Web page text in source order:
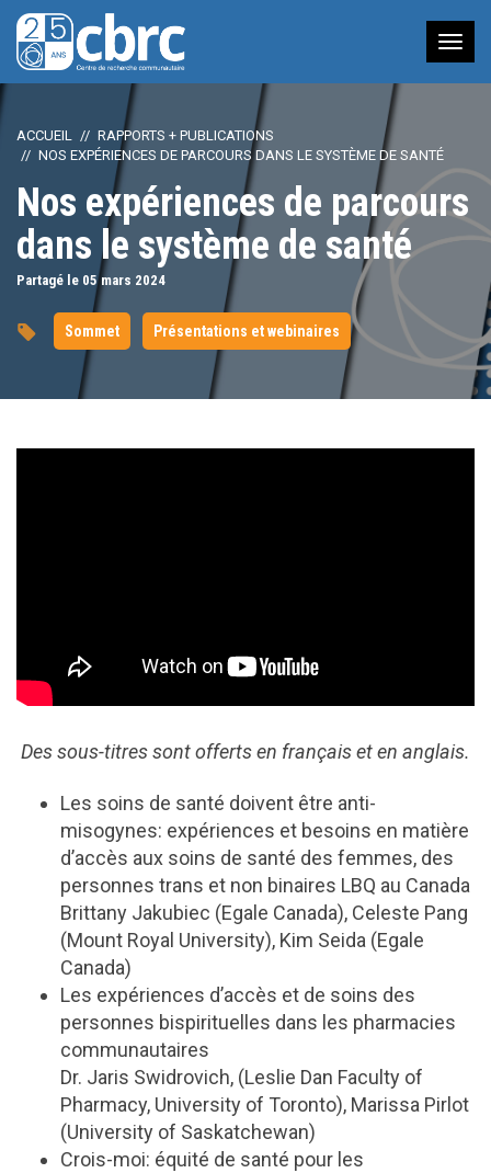
à
ACCUEIL
RAPPORTS + PUBLICATIONS
NOS EXPÉRIENCES DE PARCOURS DANS LE SYSTÈME DE SANTÉ
Nos expériences de parcours
dans le système de santé
Partagé le 05mars 2024
Sommet Présentations et webinaires
Des sous-titres sont offerts en français et en anglais.
Les soins de santé doivent être anti-
misogynes: expériences et besoins en matière
d’accès aux soins de santé des femmes, des
personnes trans et non binaires LBQ au Canada
Brittany Jakubiec (Egale Canada), Celeste Pang
(Mount Royal University), Kim Seida (Egale
Canada)
Les expériences d’accès et de soins des
personnes bispirituelles dans les pharmacies
communautaires
Dr. Jaris Swidrovich, (Leslie Dan Faculty of
Pharmacy, University of Toronto), Marissa Pirlot
(University of Saskatchewan)
Crois-moi: équité de santé pour les